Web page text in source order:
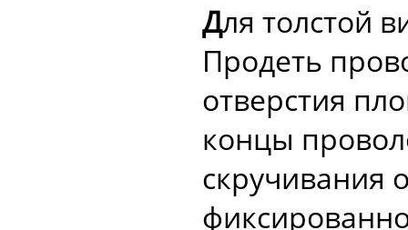
Для толстой
Продеть
отверстия
концы
скручивания